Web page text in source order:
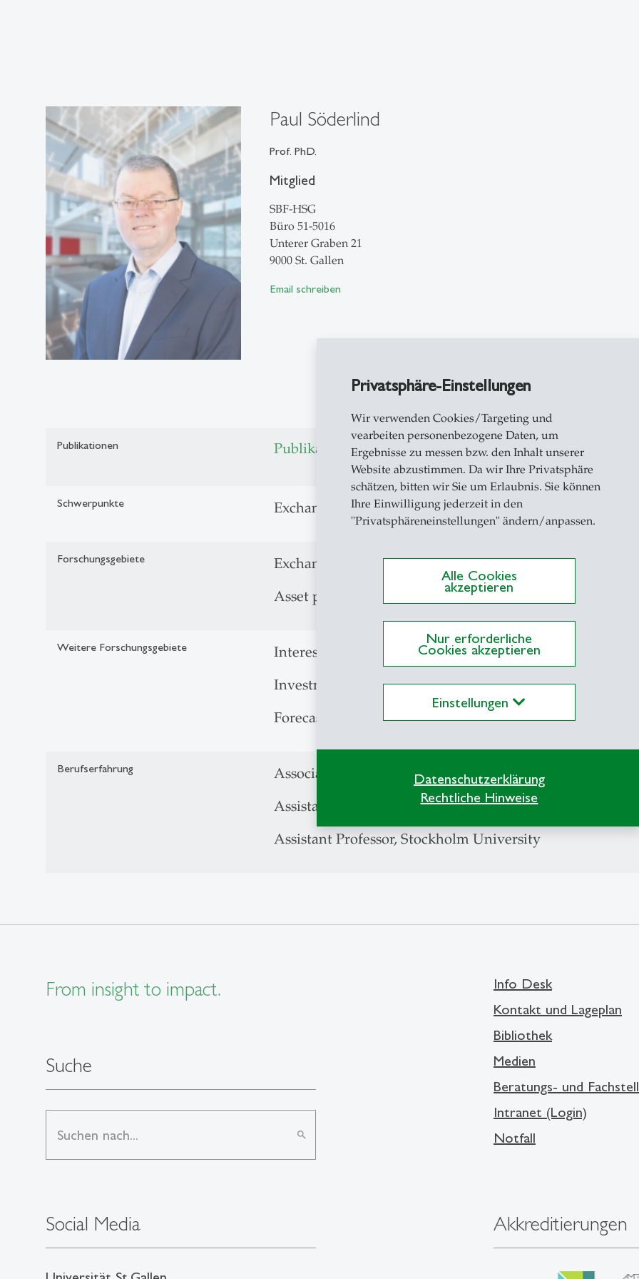
Privatsphäre-Einstellungen
Wir verwenden Cookies/Targeting und
vearbeiten personenbezogene Daten, um
Ergebnisse zu messen bzw. den Inhalt unserer
Website abzustimmen. Da wir Ihre Privatsphäre
schätzen, bitten wir Sie um Erlaubnis. Sie können
Ihre Einwilligung jederzeit in den
"Privatsphäreneinstellungen" ändern/anpassen.
Alle Cookies
akzeptieren
Nur erforderliche
Cookies akzeptieren
Einstellungen
Datenschutzerklärung
Rechtliche Hinweise
Paul Söderlind
Prof. PhD.
Mitglied
SBF-HSG
Büro 51-5016
Unterer Graben 21
9000 St. Gallen
Email schreiben
Publikationen Publikationen auf Alexandria
Schwerpunkte Exchange rates, interest rates, asset pricing,
Forschungsgebiete
Exchange rates
Asset pricing
Weitere Forschungsgebiete
Interest rates
Investments
Forecasting, Monetary policy
Berufserfahrung
Associate Professor, Stockholm School of Economics
Assistant Professor, Stockholm School of Economics
Assistant Professor, Stockholm University
From insight to impact.
Suche
search
Social Media
Info Desk
Kontakt und Lageplan
Bibliothek
Medien
Beratungs- und
Intranet (Login)
Notfall
Akkreditierungen